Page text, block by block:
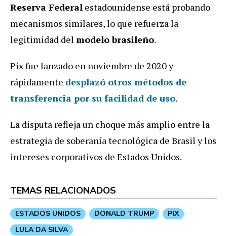
Reserva Federal estadounidense está probando
mecanismos similares, lo que refuerza la
legitimidad del modelo brasileño.
Pix fue lanzado en noviembre de 2020 y
rápidamente desplazó otros métodos de
transferencia por su facilidad de uso.
La disputa refleja un choque más amplio entre la
estrategia de soberanía tecnológica de Brasil y los
intereses corporativos de Estados Unidos.
TEMAS RELACIONADOS
ESTADOS UNIDOS DONALD TRUMP
PIX
LULA DA SILVA